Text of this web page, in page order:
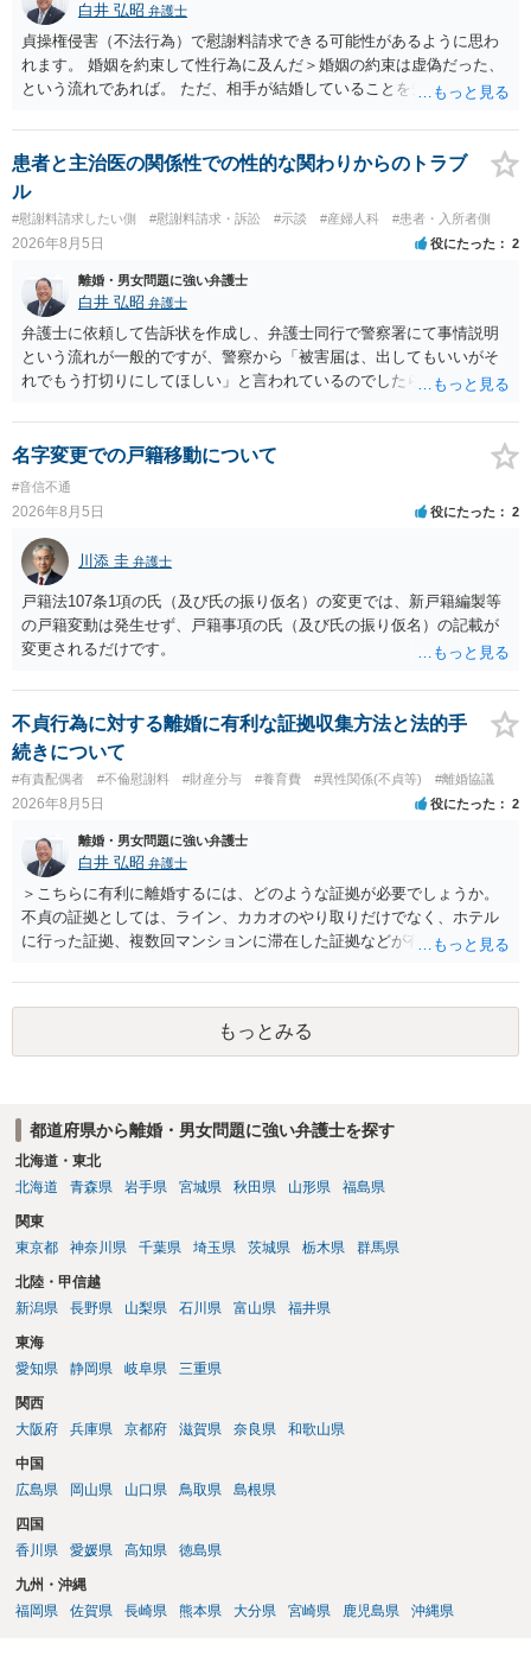
に抵抗する可能性が高いのであれば、むしろ淡々と調停不成立にして
離婚訴訟で離婚原因を主張し、判決へ持っていく方が近道であること
も少なくありません。見通し等を含め、弁護士へ相談・依頼した方が
よいと思います。
白井 弘昭 弁護士
貞操権侵害（不法行為）で慰謝料請求できる可能性があるように思わ
れます。 婚姻を約束して性行為に及んだ＞婚姻の約束は虚偽だった、
という流れであれば。 ただ、相手が結婚していることを知って行為に
性も認められそうですので、あまり慰謝料は高額にならないように思
われます。 一度、最寄りの弁護士に相談してみてください。
患者と主治医の関係性での性的な関わりからのトラブ
ル
#慰謝料請求したい側 #慰謝料請求・訴訟 #示談 #産婦人科 #患者・入所者側
2026年8月5日 役にたった 2
離婚・男女問題に強い弁護士
白井 弘昭 弁護士
弁護士に依頼して告訴状を作成し、弁護士同行で警察署にて事情説明
という流れが一般的ですが、警察から「被害届は、出してもいいがそ
れでもう打切りにしてほしい」と言われているのでしたら、あまり結
検察庁に訴えるのもありかもしれないですが、実際に捜査をするの
は、結局所轄だと思われますので、やはり結論は変わらないかもしれ
ないです。 一度、最寄りの「刑事に強い」とうたっている弁護士に相
談してみてはいかがでしょうか。 以上、ご参考まで。
名字変更での戸籍移動について
#音信不通
2026年8月5日 役にたった 2
川添 圭 弁護士
戸籍法107条1項の氏（及び氏の振り仮名）の変更では、新戸籍編製等
の戸籍変動は発生せず、戸籍事項の氏（及び氏の振り仮名）の記載が
変更されるだけです。
不貞行為に対する離婚に有利な証拠収集方法と法的手
続きについて
#有責配偶者 #不倫慰謝料 #財産分与 #養育費 #異性関係(不貞等) #離婚協議
2026年8月5日 役にたった 2
離婚・男女問題に強い弁護士
白井 弘昭 弁護士
＞こちらに有利に離婚するには、どのような証拠が必要でしょうか。
不貞の証拠としては、ライン、カカオのやり取りだけでなく、ホテル
に行った証拠、複数回マンションに滞在した証拠などが有効です。 不
婚する、慰謝料をとるなど）ことができると思われます。 ただし、不
貞発覚後、長期間同居を続けると、不貞を許したとの評価につながる
場合がありますので、ご注意ください。 以上、ご参考まで。
もっとみる
都道府県から離婚・男女問題に強い弁護士を探す
北海道・東北
北海道
青森県 岩手県 宮城県 秋田県 山形県 福島県
関東
東京都
神奈川県 千葉県 埼玉県 茨城県 栃木県 群馬県
北陸・甲信越
新潟県
長野県 山梨県 石川県 富山県 福井県
東海
愛知県
静岡県 岐阜県 三重県
関西
大阪府
兵庫県 京都府 滋賀県 奈良県 和歌山県
中国
広島県
岡山県 山口県 鳥取県 島根県
四国
香川県
愛媛県 高知県 徳島県
九州・沖縄
福岡県
佐賀県 長崎県 熊本県 大分県 宮崎県 鹿児島県 沖縄県